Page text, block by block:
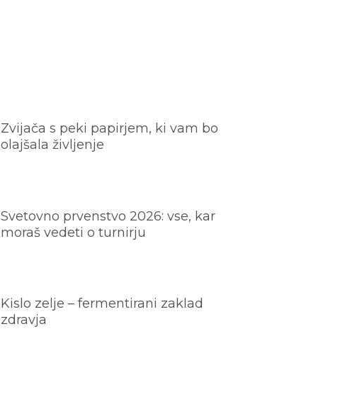
Zvijača s peki papirjem, ki vam bo
olajšala življenje
Svetovno prvenstvo 2026: vse, kar
moraš vedeti o turnirju
Kislo zelje – fermentirani zaklad
zdravja